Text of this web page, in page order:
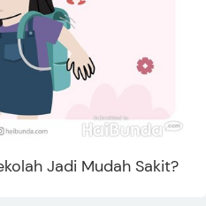
Jadi Mudah Sakit?